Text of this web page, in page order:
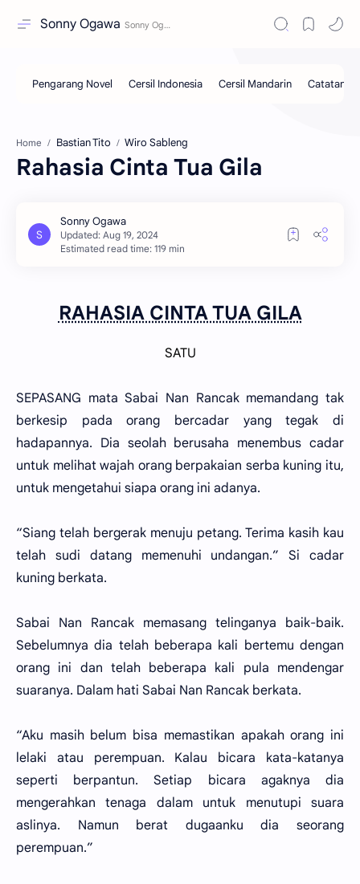
Sonny Ogawa
Home Bastian Tito Wiro Sableng
Rahasia Cinta Tua Gila
Estimated read time: 119 min
RAHASIA CINTA TUA GILA
SATU
SEPASANG mata Sabai Nan Rancak memandang tak
berkesip pada orang bercadar yang tegak di
hadapannya. Dia seolah berusaha menembus cadar
untuk melihat wajah orang berpakaian serba kuning itu,
untuk mengetahui siapa orang ini adanya.
“Siang telah bergerak menuju petang. Terima kasih kau
telah sudi datang memenuhi undangan.” Si cadar
kuning berkata.
Sabai Nan Rancak memasang telinganya baik-baik.
Sebelumnya dia telah beberapa kali bertemu dengan
orang ini dan telah beberapa kali pula mendengar
suaranya. Dalam hati Sabai Nan Rancak berkata.
“Aku masih belum bisa memastikan apakah orang ini
lelaki atau perempuan. Kalau bicara kata-katanya
seperti berpantun. Setiap bicara agaknya dia
mengerahkan tenaga dalam untuk menutupi suara
aslinya. Namun berat dugaanku dia seorang
perempuan.”